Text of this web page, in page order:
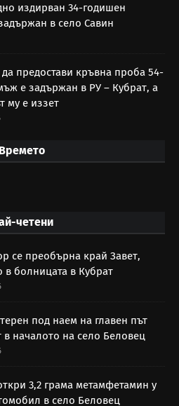
издирван 34-годишен
в село Савин
да предостави кръвна проба 54-
е задържан в РУ – Кубрат, а
му е иззет
Времето
четени
се преобърна край Завет,
в болницата в Кубрат
под наем на главен път
в началото на село Беловец
3,2 грама метамфетамин у
в село Беловец